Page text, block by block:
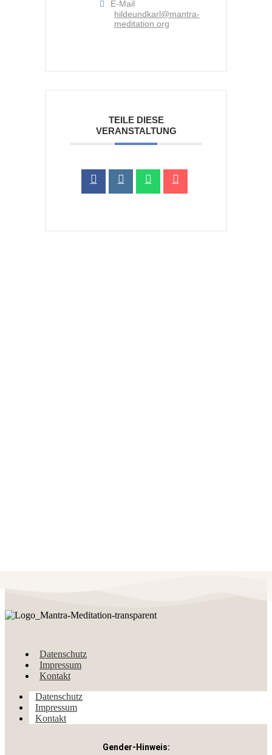
E-Mail
hildeundkarl@mantra-
meditation.org
TEILE DIESE
VERANSTALTUNG
Datenschutz
Impressum
Kontakt
Datenschutz
Impressum
Kontakt
Gender-Hinweis: